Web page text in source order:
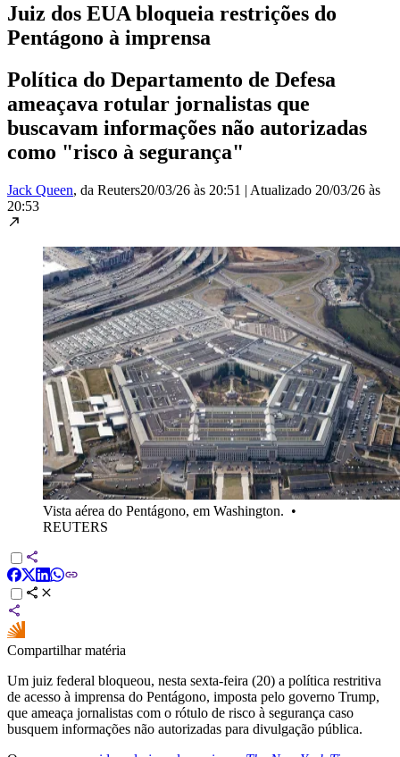
Juiz dos EUA bloqueia restrições do
Pentágono à imprensa
Política do Departamento de Defesa
ameaçava rotular jornalistas que
buscavam informações não autorizadas
como "risco à segurança"
Jack Queen, da Reuters20/03/26 às 20:51 | Atualizado 20/03/26 às
20:53
Vista aérea do Pentágono, em Washington. •
REUTERS
Compartilhar matéria
Um juiz federal bloqueou, nesta sexta-feira (20) a política restritiva
de acesso à imprensa do Pentágono, imposta pelo governo Trump,
que ameaça jornalistas com o rótulo de risco à segurança caso
busquem informações não autorizadas para divulgação pública.